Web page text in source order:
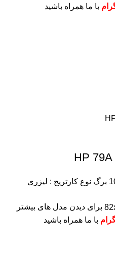
با ما همراه باشید
نوع کارتریج : لیزری
برای دیدن مدل های بیشتر
با ما همراه باشید